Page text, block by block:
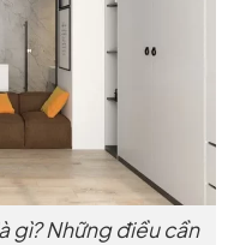
gì? Những điều cần